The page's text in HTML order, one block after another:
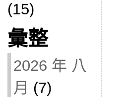
(15)
彙整
2026 年 八
月 (7)